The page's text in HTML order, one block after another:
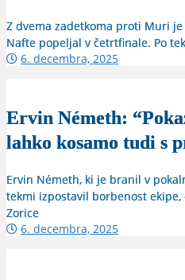
Z dvema zadetkoma proti Muri
Nafte popeljal v četrtfinale. Po
6. decembra, 2025
Ervin Németh:
lahko kosamo tudi s
Ervin Németh, ki je branil v
tekmi izpostavil borbenost
Zorice
6. decembra, 2025